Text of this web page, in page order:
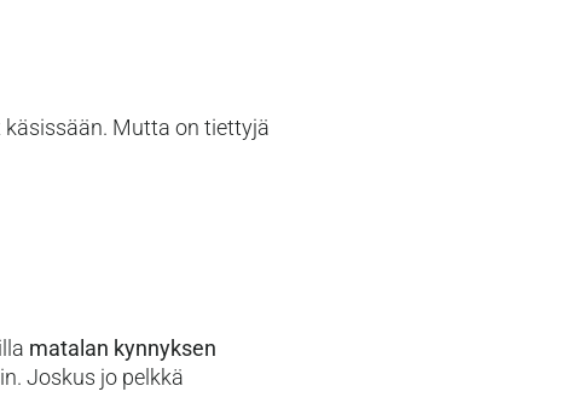
käsissään. Mutta on tiettyjä
matalan kynnyksen
Joskus jo pelkkä